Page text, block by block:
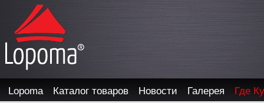
Lopoma Каталог товаров Новости Галерея Где